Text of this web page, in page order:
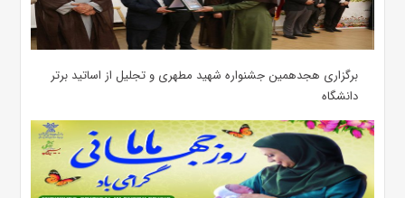
برگزاری هجدهمین جشنواره شهید مطهری و تجلیل از اساتید برتر
دانشگاه